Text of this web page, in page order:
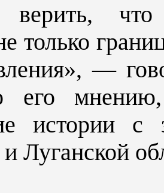
верить, что
только
—
его
истории с
Луганской